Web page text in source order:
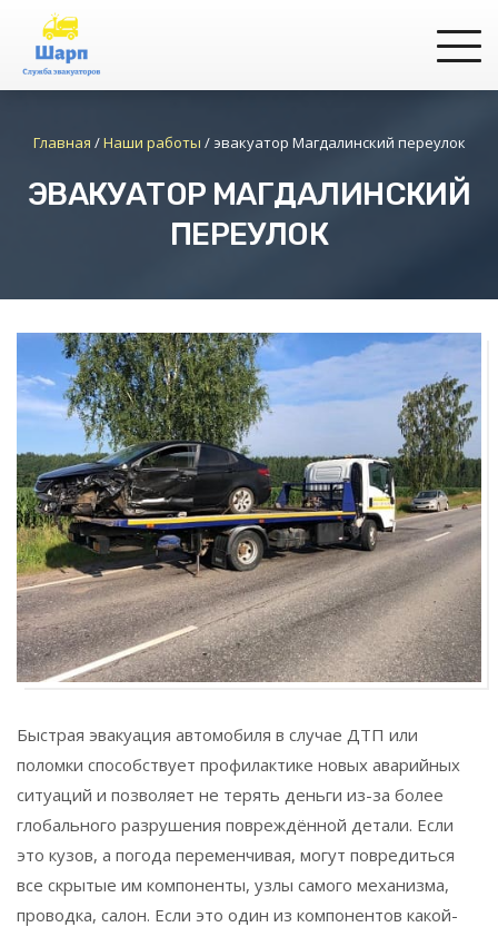
Главная /Наши работы / эвакуатор Магдалинский переулок
ЭВАКУАТОР МАГДАЛИНСКИЙ
ПЕРЕУЛОК
Быстрая эвакуация автомобиля в случае ДТП или
поломки способствует профилактике новых аварийных
ситуаций и позволяет не терять деньги из-за более
глобального разрушения повреждённой детали. Если
это кузов, а погода переменчивая, могут повредиться
все скрытые им компоненты, узлы самого механизма,
проводка, салон. Если это один из компонентов какой-